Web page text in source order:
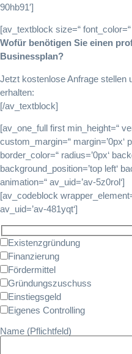
90hb91′]
[av_textblock size=“
Wofür benötigen Sie einen
Businessplan?
Jetzt kostenlose Anfrage stellen
erhalten:
[/av_textblock]
[av_one_full first min_height=“
custom_margin=“ margin=’0px‘
border_color=“ radius=’0px‘
background_position=’top left‘
animation=“ av_uid=’av-5z0rol‘]
[av_codeblock
av_uid=’av-481yqt‘]
Existenzgründung
Finanzierung
Fördermittel
Gründungszuschuss
Einstiegsgeld
Eigenes Controlling
Name (Pflichtfeld)